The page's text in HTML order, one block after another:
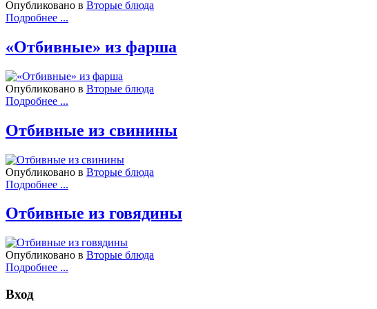
Опубликовано в Вторые блюда
Подробнее ...
«Отбивные» из фарша
Опубликовано в Вторые блюда
Подробнее ...
Отбивные из свинины
Опубликовано в Вторые блюда
Подробнее ...
Отбивные из говядины
Опубликовано в Вторые блюда
Подробнее ...
Вход